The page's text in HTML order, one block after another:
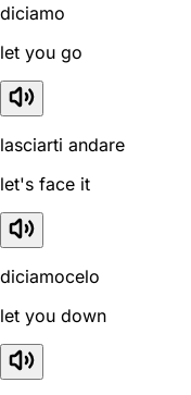
diciamo
let you go
lasciarti andare
let's face it
diciamocelo
let you down